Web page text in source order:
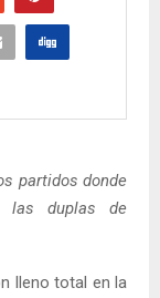
partidos donde
las duplas de
lleno total en la